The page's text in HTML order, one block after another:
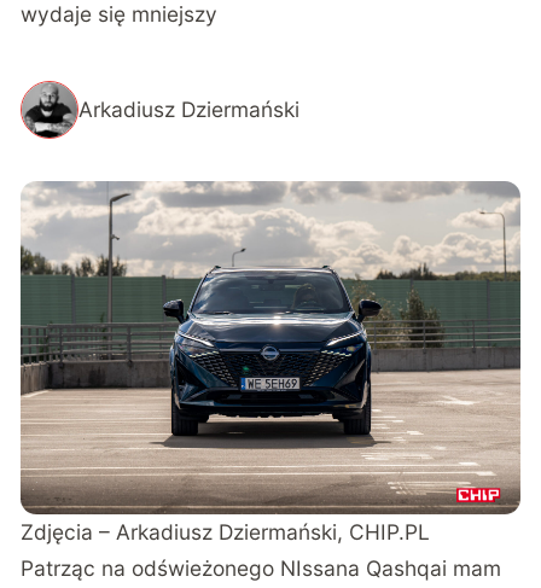
wydaje się mniejszy
Arkadiusz Dziermański
Zdjęcia – Arkadiusz Dziermański, CHIP.PL
Patrząc na odświeżonego NIssana Qashqai mam